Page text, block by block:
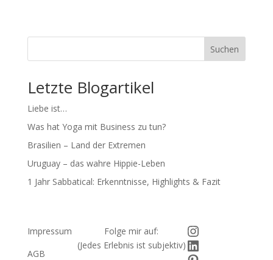
Suchen
Letzte Blogartikel
Liebe ist…
Was hat Yoga mit Business zu tun?
Brasilien – Land der Extremen
Uruguay – das wahre Hippie-Leben
1 Jahr Sabbatical: Erkenntnisse, Highlights & Fazit
Impressum
AGB
Folge mir auf:
(Jedes Erlebnis ist subjektiv)
Instagram
LinkedIn